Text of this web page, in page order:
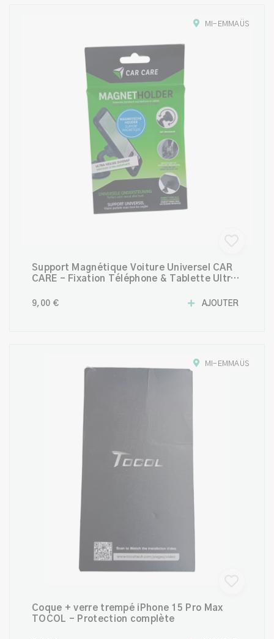
MI-EMMAÜS
Support Magnétique Voiture Universel CAR
CARE – Fixation Téléphone & Tablette Ultra
9,00 € AJOUTER
MI-EMMAÜS
Coque + verre trempé iPhone 15 Pro Max
TOCOL – Protection complète